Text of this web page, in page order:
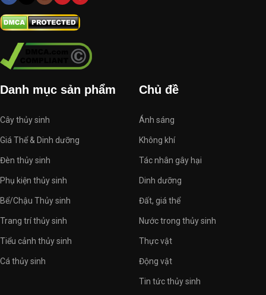
Danh mục sản phẩm
Cây thủy sinh
Giá Thể & Dinh dưỡng
Đèn thủy sinh
Phụ kiện thủy sinh
Bể/Chậu Thủy sinh
Trang trí thủy sinh
Tiểu cảnh thủy sinh
Cá thủy sinh
Chủ đề
Ánh sáng
Không khí
Tác nhân gây hại
Dinh dưỡng
Đất, giá thể
Nước trong thủy sinh
Thực vật
Động vật
Tin tức thủy sinh